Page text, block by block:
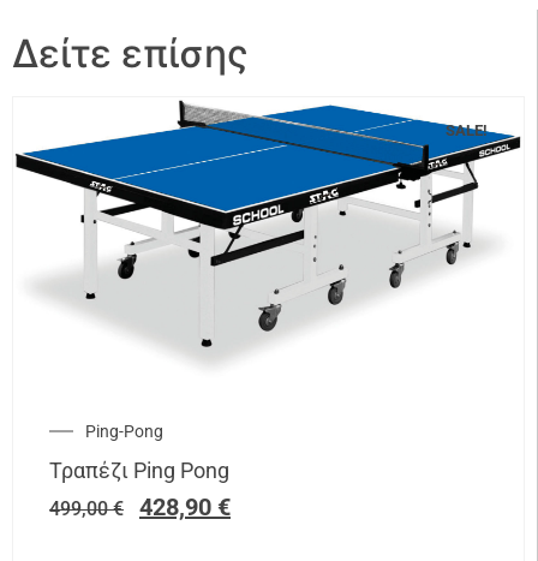
Δείτε επίσης
SALE!
Ping-Pong
Τραπέζι Ping Pong
499,00€ 428,90 €